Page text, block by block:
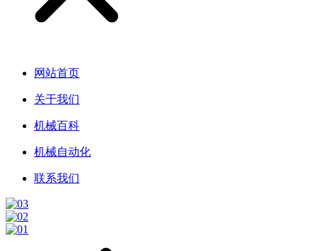
网站首页
关于我们
机械百科
机械自动化
联系我们